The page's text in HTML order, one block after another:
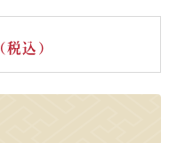
（税込）